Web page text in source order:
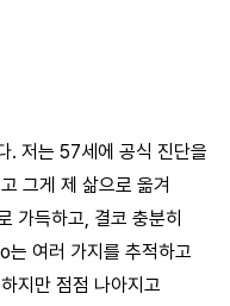
. 저는 57세에 공식 진단을
그게 제 삶으로 옮겨
가득하고, 결코 충분히
는 여러 가지를 추적하고
지만 점점 나아지고